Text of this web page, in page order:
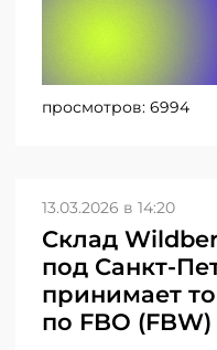
просмотров: 6994
13.03.2026 в 14:20
Склад
под Санкт-
принимает
по FBO (FBW)